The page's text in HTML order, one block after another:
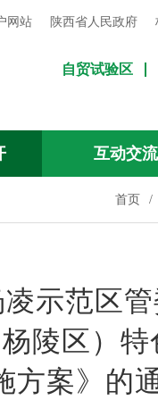
网站 陕西省人民政府
自贸试验区
互动交流
首页 /
示范区
陵区）特
方案》的